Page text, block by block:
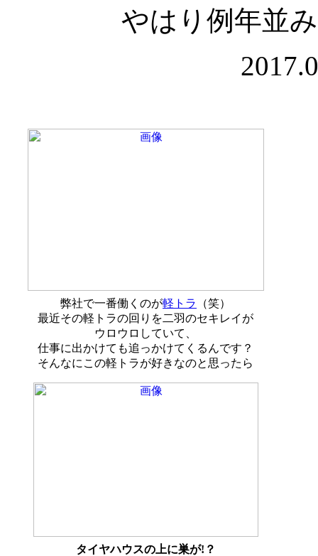
やはり例年並
弊社で一番働くのが軽トラ
（笑）
最近その軽トラの回りを二羽のセキレイが
ウロウロしていて、
仕事に出かけても追っかけてくるんです？
そんなにこの軽トラが好きなのと思ったら
タイヤハウスの上に巣が!？